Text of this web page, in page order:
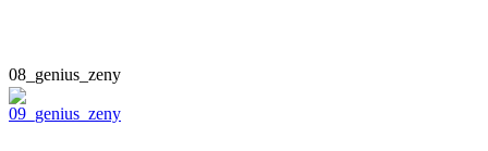
08_genius_zeny